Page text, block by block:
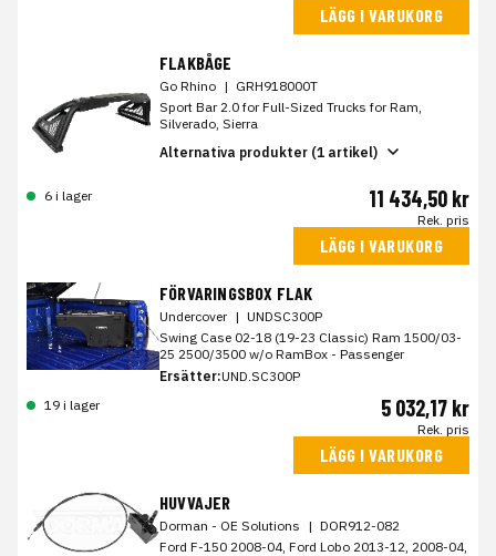
LÄGG I VARUKORG
FLAKBÅGE
Go Rhino | GRH918000T
Sport Bar 2.0 for Full-Sized Trucks for Ram,
Silverado, Sierra
Alternativa produkter (1 artikel)
6 i lager 11 434,50 kr
Rek. pris
LÄGG I VARUKORG
FÖRVARINGSBOX FLAK
Undercover | UNDSC300P
Swing Case 02-18 (19-23 Classic) Ram 1500/03-
25 2500/3500 w/o RamBox - Passenger
Ersätter:UND.SC300P
19 i lager
5 032,17 kr
Rek. pris
LÄGG I VARUKORG
HUVVAJER
Dorman - OE Solutions | DOR912-082
Ford F-150 2008-04, Ford Lobo 2013-12, 2008-04,